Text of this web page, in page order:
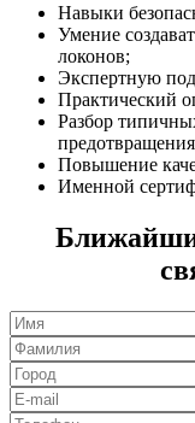
Навыки
Умение
локонов;
Экспертную
Практический
Разбор
Повышение
Именной